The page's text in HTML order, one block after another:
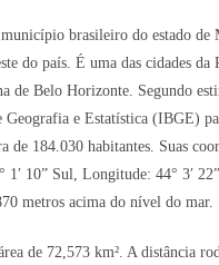
brasileiro do estado de
do país. É uma das cidades da
de Belo Horizonte. Segundo
Geografia e Estatística (IBGE)
de 184.030 habitantes. Suas
1′ 10” Sul, Longitude: 44° 3′
metros acima do nível do mar.
de 72,573 km². A distância